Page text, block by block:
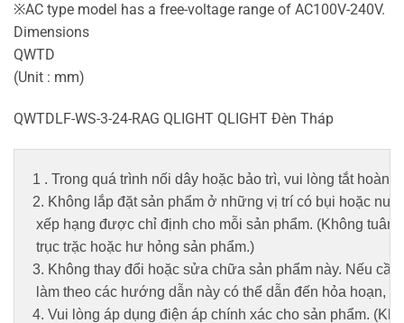
※AC type model has a free-voltage range of AC100V-240V.
Dimensions
QWTD
(Unit : mm)
QWTDLF-WS-3-24-RAG QLIGHT QLIGHT Đèn Tháp
1 . Trong quá trình nối dây hoặc bảo trì, vui lòng tắt hoàn
2. Không lắp đặt sản phẩm ở những vị trí có bụi hoặc
xếp hạng được chỉ định cho mỗi sản phẩm. (Không
trục trặc hoặc hư hỏng sản phẩm.)
3. Không thay đổi hoặc sửa chữa sản phẩm này. Nếu
làm theo các hướng dẫn này có thể dẫn đến hỏa hoạn,
4. Vui lòng áp dụng điện áp chính xác cho sản phẩm.